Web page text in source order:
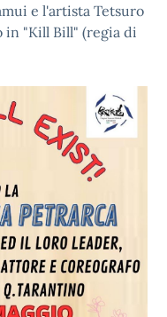
e l'artista Tetsuro
in "Kill Bill" (regia di